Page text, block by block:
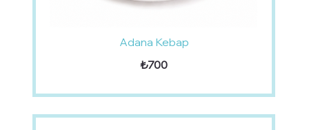
Adana Kebap
₺700